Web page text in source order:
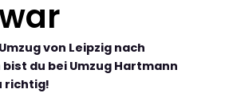
von Leipzig nach
du bei Umzug Hartmann
richtig!